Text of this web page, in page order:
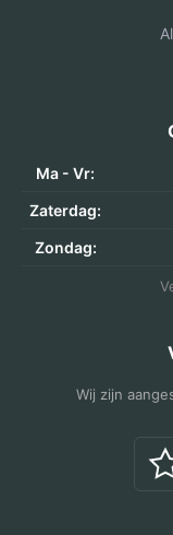
Ma - Vr:
Zaterdag:
Zondag:
Wij zijn